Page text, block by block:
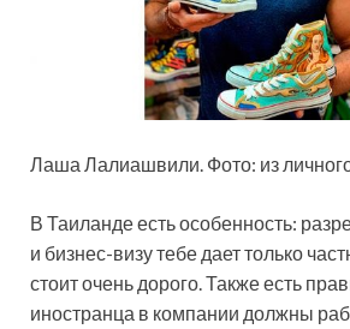
Лаша Лалиашвили. Фото: из
В Таиланде есть особенность:
и бизнес-визу тебе дает только
стоит очень дорого. Также есть
иностранца в компании должны